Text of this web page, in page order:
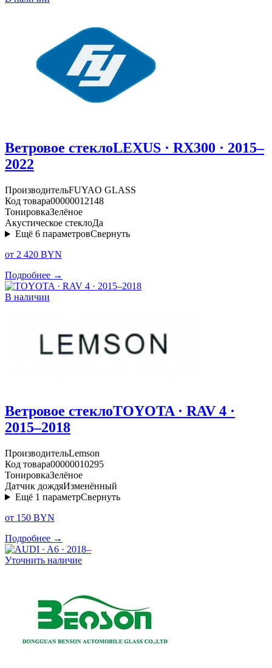
Ветровое стеклоLEXUS · RX300 · 2015–
2022
ПроизводительFUYAO GLASS
Код товара00000012148
ТонировкаЗелёное
Акустическое стеклоДа
Ещё 6 параметровСвернуть
от 2 420 BYN
Подробнее →
В наличии
Ветровое стеклоTOYOTA · RAV 4 ·
2015–2018
ПроизводительLemson
Код товара00000010295
ТонировкаЗелёное
Датчик дождяИзменённый
Ещё 1 параметрСвернуть
от 150 BYN
Подробнее →
Уточнить наличие